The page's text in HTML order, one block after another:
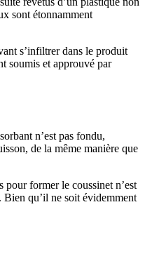
sont étonnamment
s’infiltrer dans le produit
soumis et approuvé par
n’est pas fondu,
de la même manière que
pour former le coussinet n’est
Bien qu’il ne soit évidemment